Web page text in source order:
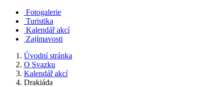
Fotogalerie
Turistika
Kalendář akcí
Zajímavosti
Úvodní stránka
O Svazku
Kalendář akcí
Drakiáda